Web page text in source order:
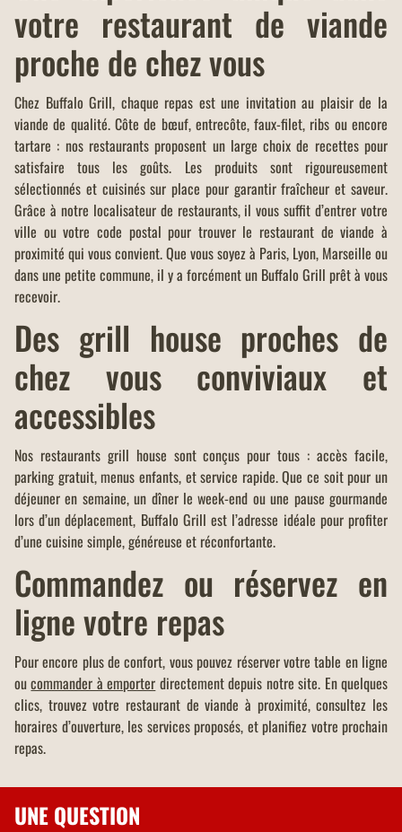
votre restaurant de viande
proche de chez vous
Chez Buffalo Grill, chaque repas est une invitation au plaisir de la
viande de qualité. Côte de bœuf, entrecôte, faux-filet, ribs ou encore
tartare : nos restaurants proposent un large choix de recettes pour
satisfaire tous les goûts. Les produits sont rigoureusement
sélectionnés et cuisinés sur place pour garantir fraîcheur et saveur.
Grâce à notre localisateur de restaurants, il vous suffit d’entrer votre
ville ou votre code postal pour trouver le restaurant de viande à
proximité qui vous convient. Que vous soyez à Paris, Lyon, Marseille ou
dans une petite commune, il y a forcément un Buffalo Grill prêt à vous
recevoir.
Des grill house proches de
chez vous conviviaux et
accessibles
Nos restaurants grill house sont conçus pour tous : accès facile,
parking gratuit, menus enfants, et service rapide. Que ce soit pour un
déjeuner en semaine, un dîner le week-end ou une pause gourmande
lors d’un déplacement, Buffalo Grill est l’adresse idéale pour profiter
d’une cuisine simple, généreuse et réconfortante.
Commandez ou réservez en
ligne votre repas
Pour encore plus de confort, vous pouvez réserver votre table en ligne
oucommander à emporter directement depuis notre site. En quelques
clics, trouvez votre restaurant de viande à proximité, consultez les
horaires d’ouverture, les services proposés, et planifiez votre prochain
repas.
UNE QUESTION